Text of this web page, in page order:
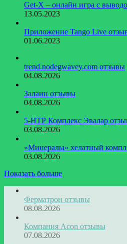
Get-X – онлайн игра с
13.05.2023
Приложение Tango Live
01.06.2023
trend.nodegwavey.com отзывы
04.08.2026
Залаин отзывы
04.08.2026
5-НТР Комплекс Эвалар
03.08.2026
«Минералы» хелатный
03.08.2026
Показать больше
Ферматрон отзывы
08.08.2026
Компания Acon отзывы
07.08.2026